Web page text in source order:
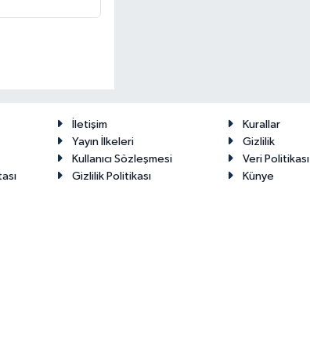
İletişim
Kurallar
Yayın İlkeleri
Gizlilik
Kullanıcı Sözleşmesi
Veri Politikası
Gizlilik Politikası
Künye